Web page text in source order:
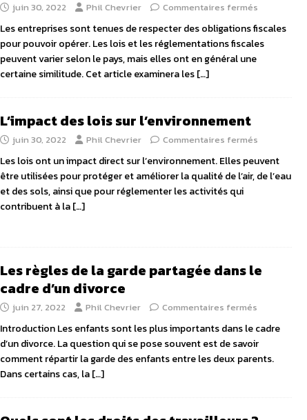
juin 30, 2022 Phil Chevrier Commentaires fermés
Les entreprises sont tenues de respecter des obligations fiscales
pour pouvoir opérer. Les lois et les réglementations fiscales
peuvent varier selon le pays, mais elles ont en général une
certaine similitude. Cet article examinera les[…]
L’impact des lois sur l’environnement
juin 30, 2022 Phil Chevrier Commentaires fermés
Les lois ont un impact direct sur l’environnement. Elles peuvent
être utilisées pour protéger et améliorer la qualité de l’air, de l’eau
et des sols, ainsi que pour réglementer les activités qui
contribuent à la[…]
Les règles de la garde partagée dans le
cadre d’un divorce
juin 27, 2022 Phil Chevrier Commentaires fermés
Introduction Les enfants sont les plus importants dans le cadre
d’un divorce. La question qui se pose souvent est de savoir
comment répartir la garde des enfants entre les deux parents.
Dans certains cas, la[…]